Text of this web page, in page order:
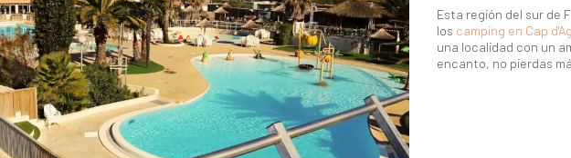
Esta región del sur de
los camping en Cap
una localidad con un
encanto, no pierdas